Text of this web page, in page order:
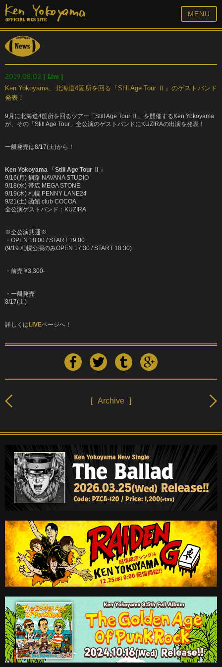
MENU
2019.08.02 [ Live ]
Ken Yokoyama、北海道4箇所を回る『Still Age Tour Ⅱ』のゲストバンド
発表！
9月に北海道4箇所を回るツアー「Still Age Tour Ⅱ」を開催するKen Yokoyama
が、その「Still Age Tour」全公演のゲストバンドにKUZIRAの出演を発表！
一般発売は8/17(土)から！
Ken Yokoyama 「Still Age Tour Ⅱ」
9/16(月) 釧路 NAVANA STUDIO
9/18(水) 帯広 MEGA STONE
9/19(木) 札幌 PENNY LANE24
9/21(土) 函館 club COCOA
全公演ゲストバンド：KUZIRA
※全公演共通※
・OPEN 18:00 / START 19:00
(9/19 札幌公演のみOPEN 17:30 / START 18:30)
・前売 ¥3,300-
・一般発売
8/17(土)
詳しくはLIVEページへ！
[ Archive ]